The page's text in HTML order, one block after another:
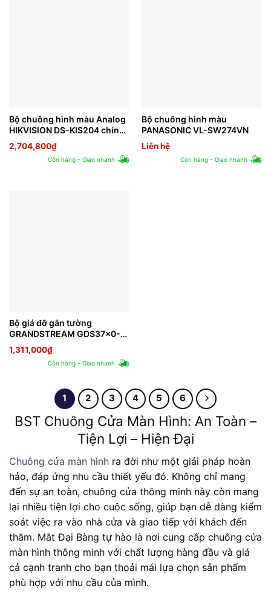
Bộ chuông hình màu Analog
HIKVISION DS-KIS204 chính
hãng
2,704,800₫
Còn hàng - Giao nhanh
Bộ chuông hình màu
PANASONIC VL-SW274VN
Liên hệ
Còn hàng - Giao nhanh
Bộ giá đỡ gắn tường
GRANDSTREAM GDS37x0-
INWALL
1,311,000₫
Còn hàng - Giao nhanh
1 2 3 4 5 6
BST Chuông Cửa Màn Hình: An Toàn –
Tiện Lợi – Hiện Đại
Chuông cửa màn hình ra đời như một giải pháp hoàn
hảo, đáp ứng nhu cầu thiết yếu đó. Không chỉ mang
đến sự an toàn, chuông cửa thông minh này còn mang
lại nhiều tiện lợi cho cuộc sống, giúp bạn dễ dàng kiểm
soát việc ra vào nhà cửa và giao tiếp với khách đến
thăm. Mắt Đại Bàng tự hào là nơi cung cấp chuông cửa
màn hình thông minh với chất lượng hàng đầu và giá
cả cạnh tranh cho bạn thoải mái lựa chọn sản phẩm
phù hợp với nhu cầu của mình.